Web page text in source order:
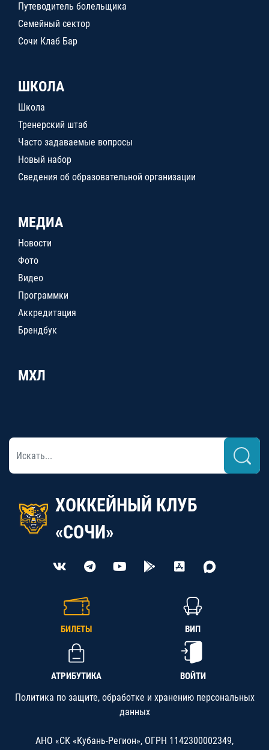
Путеводитель болельщика
Семейный сектор
Сочи Клаб Бар
ШКОЛА
Школа
Тренерский штаб
Часто задаваемые вопросы
Новый набор
Сведения об образовательной организации
МЕДИА
Новости
Фото
Видео
Программки
Аккредитация
Брендбук
МХЛ
ХОККЕЙНЫЙ КЛУБ
«СОЧИ»
БИЛЕТЫ ВИП
АТРИБУТИКА ВОЙТИ
Политика по защите, обработке и хранению персональных
данных
АНО «СК «Кубань-Регион», ОГРН 1142300002349,